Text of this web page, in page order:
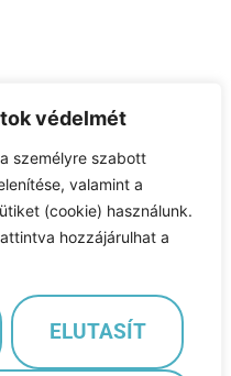
védelmét
személyre szabott
valamint a
(cookie) használunk.
hozzájárulhat a
ELUTASÍT